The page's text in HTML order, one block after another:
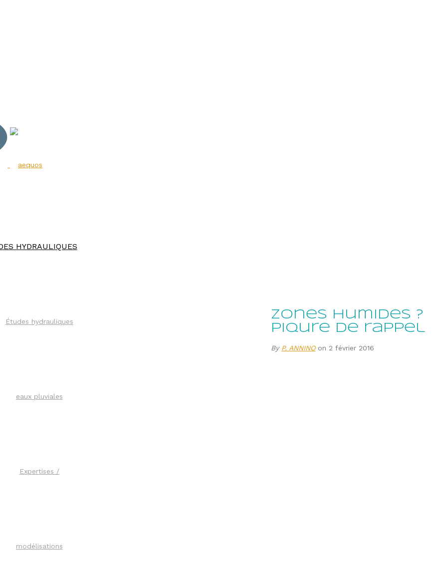
HYDRAULIQUES
Études hydrauliques
eaux pluviales
Expertises /
modélisations
Zones humides ?
piqure de rappel
By P. ANNINO on 2 février 2016